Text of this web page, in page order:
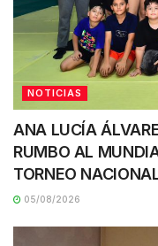
NOTICIAS
ANA LUCÍA
RUMBO AL
TORNEO
05/08/2026